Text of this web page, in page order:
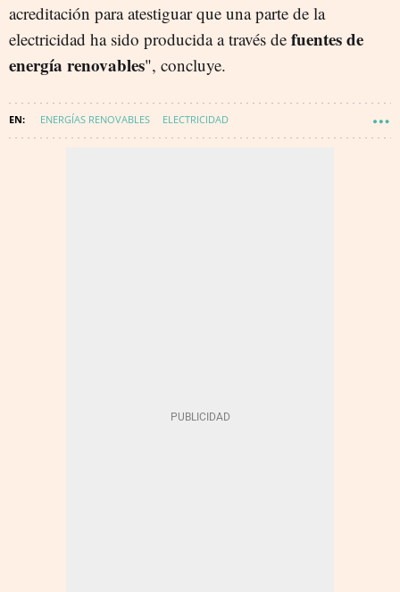
acreditación para atestiguar que una parte de la
electricidad ha sido producida a través de fuentes de
energía renovables", concluye.
ENERGÍAS RENOVABLES ELECTRICIDAD